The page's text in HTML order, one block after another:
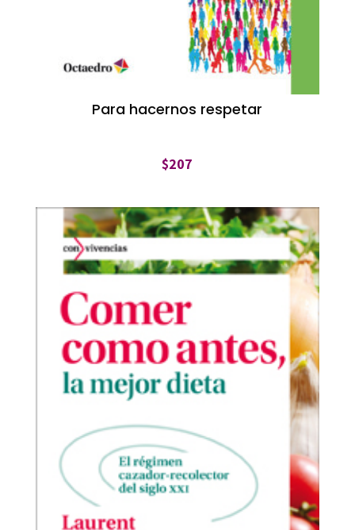
Para hacernos respetar
$207